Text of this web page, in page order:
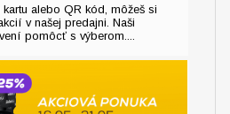
alebo QR kód, môžeš si
v našej predajni. Naši
pomôcť s výberom....